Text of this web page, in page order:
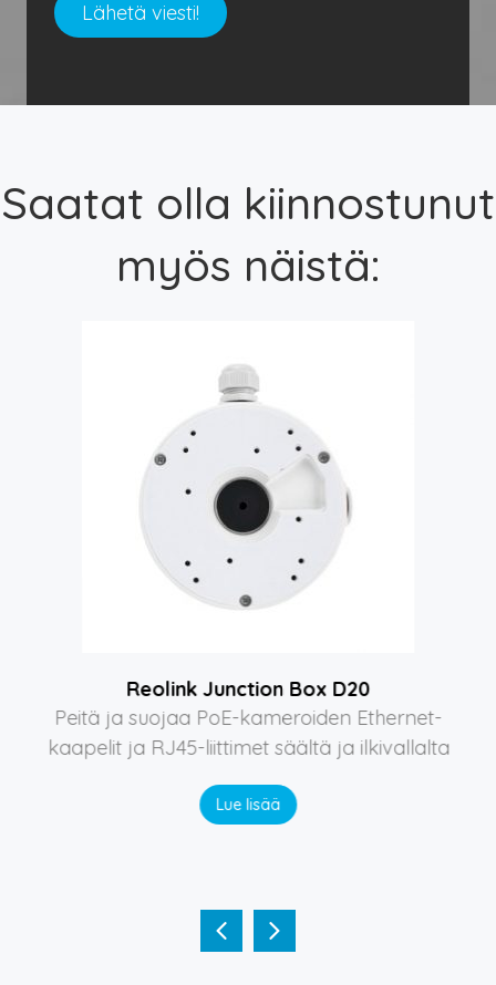
Saatat olla kiinnostunut
myös näistä:
Reolink Junction Box D20
Peitä ja suojaa PoE-kameroiden Ethernet-
kaapelit ja RJ45-liittimet säältä ja ilkivallalta
Lue lisää